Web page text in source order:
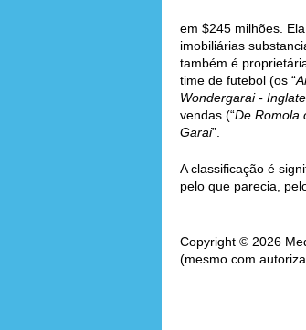
em $245 milhões.
imobiliárias
também é
time de futebol (os “
Wondergarai -
vendas (“De Romola
Garai”.
A classificação é
pelo que parecia,
Copyright © 2026
(mesmo com